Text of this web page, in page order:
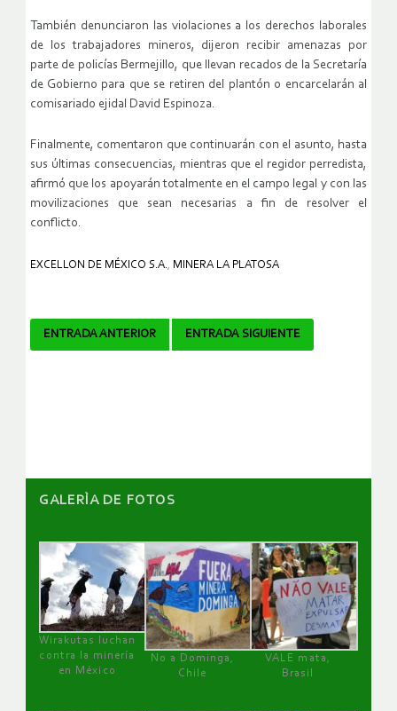
También denunciaron las violaciones a los derechos laborales
de los trabajadores mineros, dijeron recibir amenazas por
parte de policías Bermejillo, que llevan recados de la Secretaría
de Gobierno para que se retiren del plantón o encarcelarán al
comisariado ejidal David Espinoza.
Finalmente, comentaron que continuarán con el asunto, hasta
sus últimas consecuencias, mientras que el regidor perredista,
afirmó que los apoyarán totalmente en el campo legal y con las
movilizaciones que sean necesarias a fin de resolver el
conflicto.
EXCELLON DE MÉXICO S.A., MINERA LA PLATOSA
Navegador
ENTRADA ANTERIOR ENTRADA SIGUIENTE
GALERÌA DE FOTOS
Wirakutas luchan
contra la minería
en México
No a Dominga,
Chile
VALE mata,
Brasil